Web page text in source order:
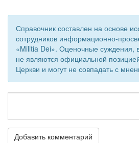
Обратная связь
mail@apologia.ru
Отправить сообщение
Справочник составлен на основе
сотрудников информационно-
«Militia Dei». Оценочные суждения,
не являются официальной
Церкви и могут не совпадать с
Добавить комментарий